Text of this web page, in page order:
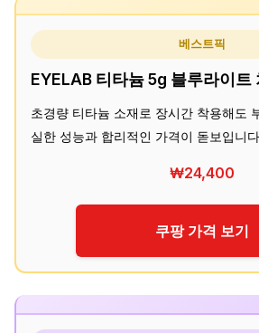
베스트픽
EYELAB 티타늄 5g 블루라이트
초경량 티타늄 소재로 장시간 착용해도
실한 성능과 합리적인 가격이 돋보입니
₩24,400
쿠팡 가격 보기